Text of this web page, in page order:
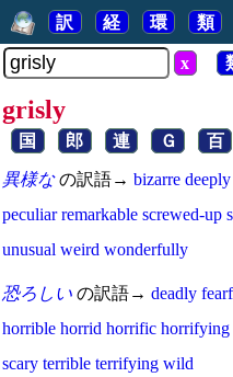
訳 経 環 類
x
grisly
国 郎 連 Ｇ 百
異様なの訳語→ bizarre deeply
peculiar remarkable screwed-up
unusual weird wonderfully
恐ろしい の訳語→ deadly
horrible horrid horrific horrifying
scary terrible terrifying wild